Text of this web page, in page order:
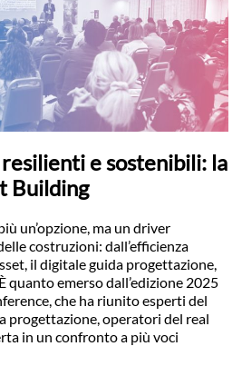
e sostenibili: la
Building
un’opzione, ma un driver
costruzioni: dall’efficienza
il digitale guida progettazione,
quanto emerso dall’edizione 2025
che ha riunito esperti del
progettazione, operatori del real
in un confronto a più voci